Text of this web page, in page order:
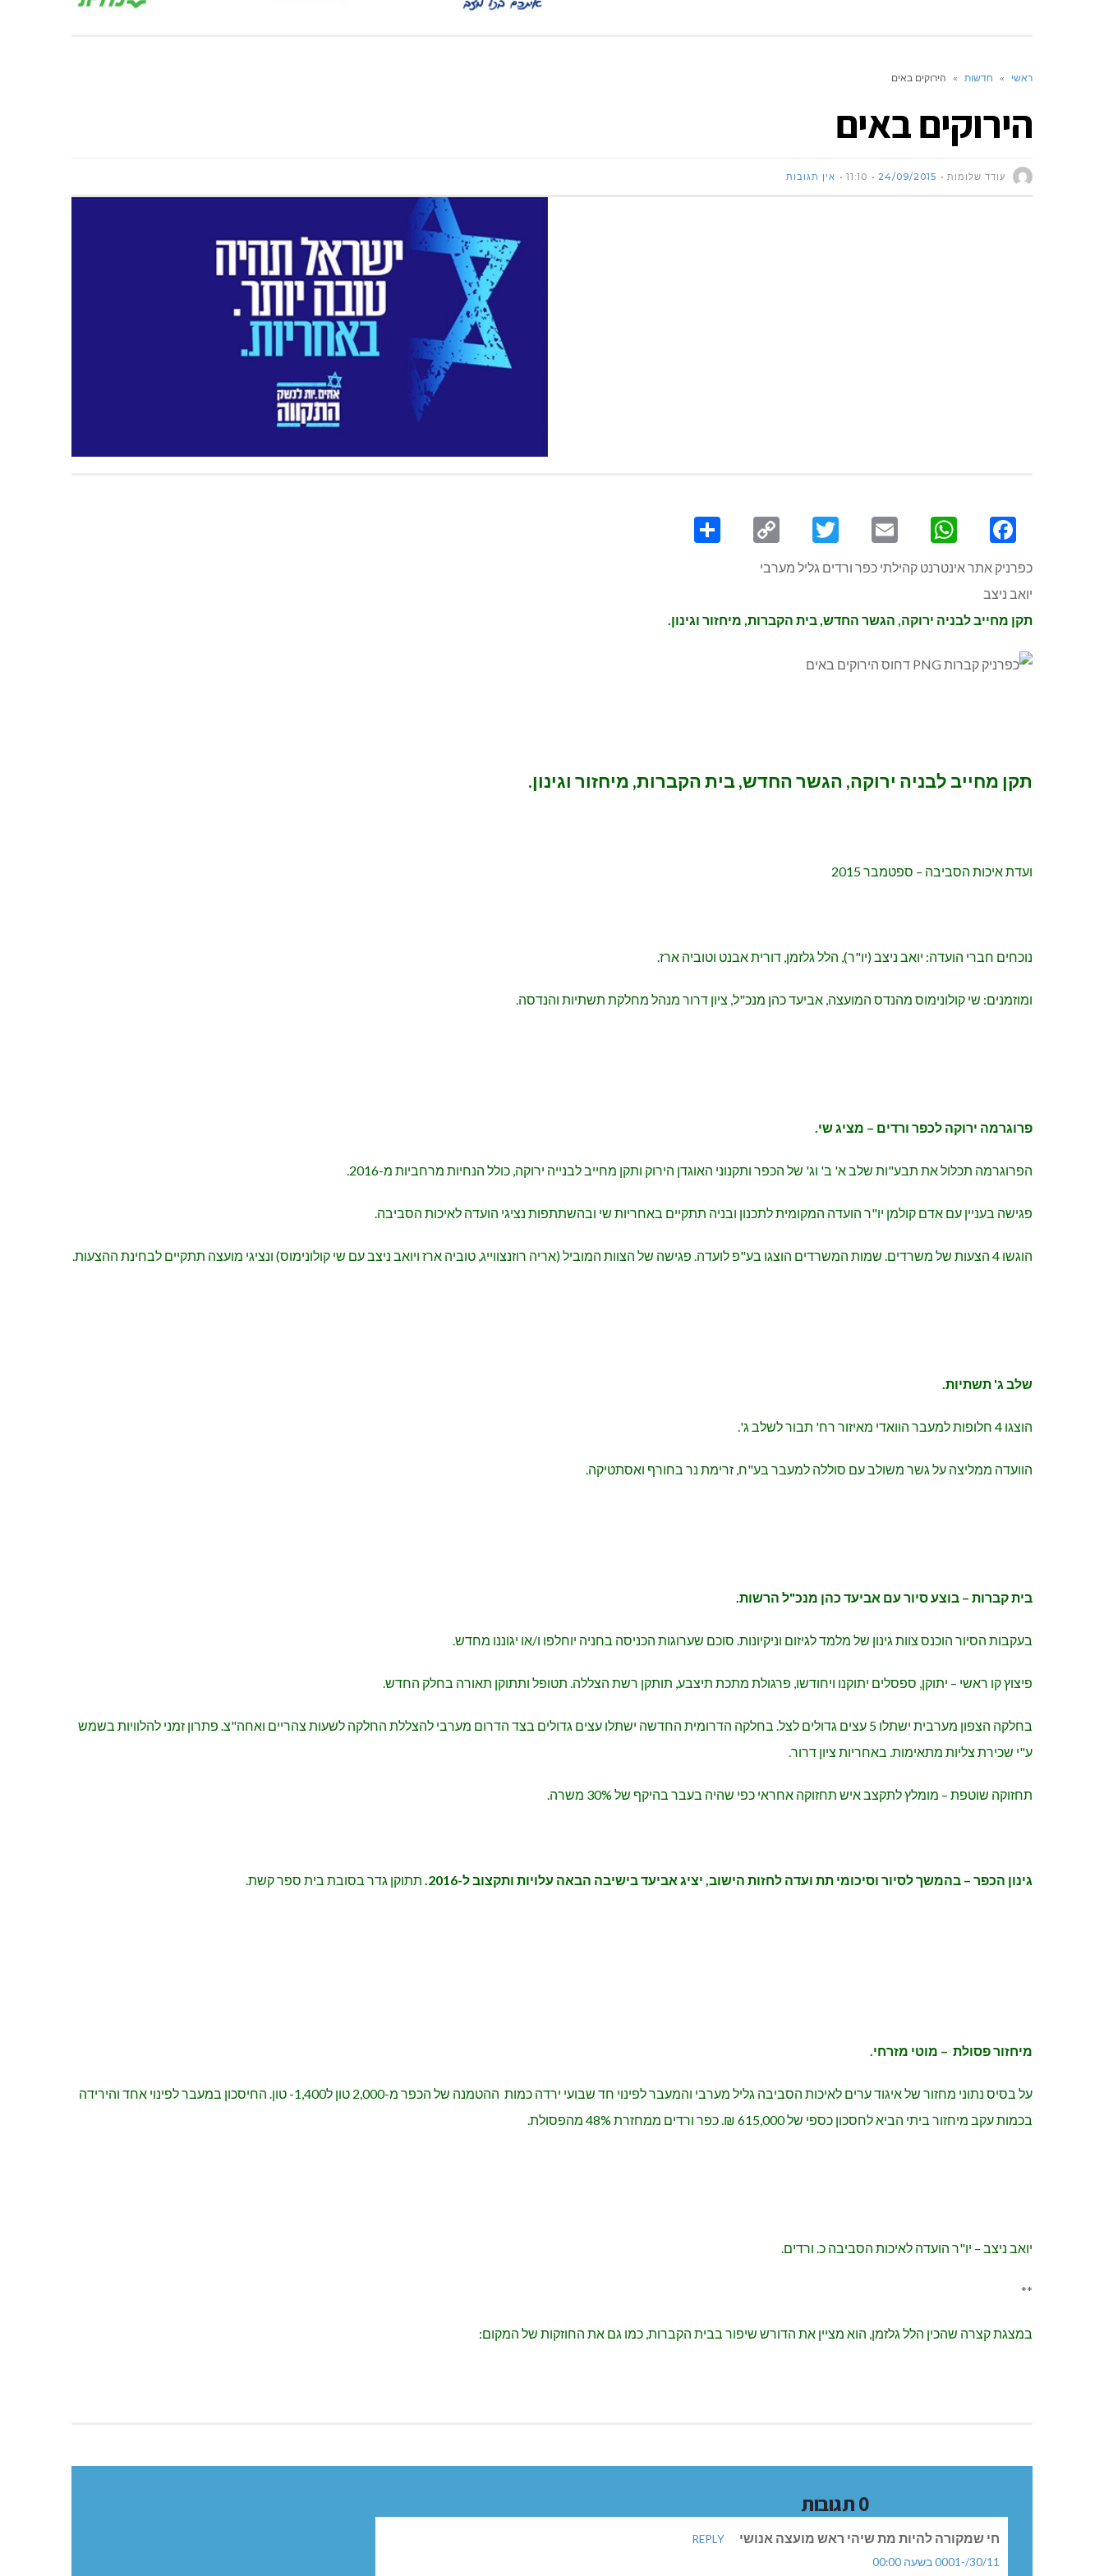
ראשי » חדשות » הירוקים באים
הירוקים באים
עודד שלומות 24/09/2015
11:10 אין תגובות
Facebook
WhatsApp
Email
Twitter
Copy
כפרניק אתר אינטרנט קהילתי כפר ורדים גליל מערבי
יואב ניצב
תקן מחייב לבניה ירוקה, הגשר החדש, בית הקברות, מיחזור וגינון.
תקן מחייב לבניה ירוקה, הגשר החדש, בית הקברות, מיחזור וגינון.
ועדת איכות הסביבה – ספטמבר 2015
נוכחים חברי הועדה: יואב ניצב (יו"ר), הלל גלזמן, דורית אבנט וטוביה ארז.
ומוזמנים: שי קולונימוס מהנדס המועצה, אביעד כהן מנכ"ל, ציון דרור מנהל מחלקת תשתיות והנדסה.
פרוגרמה ירוקה לכפר ורדים – מציג שי.
הפרוגרמה תכלול את תבע"ות שלב א' ב' וג' של הכפר ותקנוני האוגדן הירוק ותקן מחייב לבנייה ירוקה, כולל הנחיות מרחביות מ-2016.
פגישה בעניין עם אדם קולמן יו"ר הועדה המקומית לתכנון ובניה תתקיים באחריות שי ובהשתתפות נציגי הועדה לאיכות הסביבה.
הוגשו 4 הצעות של משרדים. שמות המשרדים הוצגו בע"פ לועדה. פגישה של הצוות המוביל (אריה רוזנצווייג, טוביה ארז ויואב ניצב עם שי קולונימוס) ונציגי מועצה תתקיים לבחינת ההצעות.
שלב ג' תשתיות.
הוצגו 4 חלופות למעבר הוואדי מאיזור רח' תבור לשלב ג'.
הוועדה ממליצה על גשר משולב עם סוללה למעבר בע"ח, זרימת נר בחורף ואסתטיקה.
בית קברות – בוצע סיור עם אביעד כהן מנכ"ל הרשות.
בעקבות הסיור הוכנס צוות גינון של מלמד לגיזום וניקיונות. סוכם שערוגות הכניסה בחניה יוחלפו ו/או יגוננו מחדש.
פיצוץ קו ראשי – יתוקן, ספסלים יתוקנו ויחודשו, פרגולת מתכת תיצבע, תותקן רשת הצללה. תטופל ותתוקן תאורה בחלק החדש.
בחלקה הצפון מערבית ישתלו 5 עצים גדולים לצל. בחלקה הדרומית החדשה ישתלו עצים גדולים בצד הדרום מערבי להצללת החלקה לשעות צהריים ואחה"צ. פתרון זמני להלוויות בשמש
ע"י שכירת צליות מתאימות. באחריות ציון דרור.
תחזוקה שוטפת – מומלץ לתקצב איש תחזוקה אחראי כפי שהיה בעבר בהיקף של 30% משרה.
גינון הכפר – בהמשך לסיור וסיכומי תת ועדה לחזות הישוב, יציג אביעד בישיבה הבאה עלויות ותקצוב ל-2016. תתוקן גדר בסובת בית ספר קשת.
מיחזור פסולת – מוטי מזרחי.
על בסיס נתוני מחזור של איגוד ערים לאיכות הסביבה גליל מערבי והמעבר לפינוי חד שבועי ירדה כמות ההטמנה של הכפר מ-2,000 טון ל1,400- טון. החיסכון במעבר לפינוי אחד והירידה
בכמות עקב מיחזור ביתי הביא לחסכון כספי של 615,000 ₪. כפר ורדים ממחזרת 48% מהפסולת.
יואב ניצב – יו"ר הועדה לאיכות הסביבה כ. ורדים.
**
במצגת קצרה שהכין הלל גלזמן, הוא מציין את הדורש שיפור בבית הקברות, כמו גם את החוזקות של המקום:
0 תגובות
חי שמקורה להיות מת שיהי ראש מועצה אנושי
REPLY
30/11/-0001 בשעה 00:00